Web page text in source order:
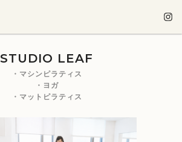
STUDIO LEAF
・マシンピラティス
・ヨガ
・マットピラティス